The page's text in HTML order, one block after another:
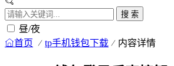
搜 索
昼/夜
首页 tp手机钱包下载 内容详情